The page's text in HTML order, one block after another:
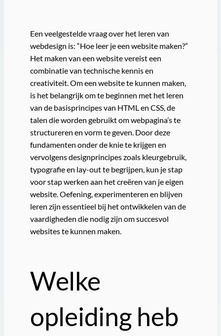
Een veelgestelde vraag over het leren van
webdesign is: “Hoe leer je een website maken?”
Het maken van een website vereist een
combinatie van technische kennis en
creativiteit. Om een website te kunnen maken,
is het belangrijk om te beginnen met het leren
van de basisprincipes van HTML en CSS, de
talen die worden gebruikt om webpagina’s te
structureren en vorm te geven. Door deze
fundamenten onder de knie te krijgen en
vervolgens designprincipes zoals kleurgebruik,
typografie en lay-out te begrijpen, kun je stap
voor stap werken aan het creëren van je eigen
website. Oefening, experimenteren en blijven
leren zijn essentieel bij het ontwikkelen van de
vaardigheden die nodig zijn om succesvol
websites te kunnen maken.
Welke
opleiding heb